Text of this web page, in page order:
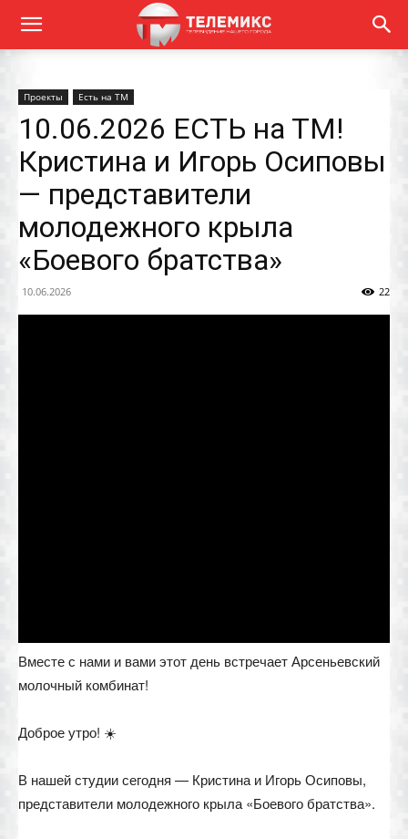
Проекты Есть на ТМ
10.06.2026 ЕСТЬ на ТМ!
Кристина и Игорь Осиповы
— представители
молодежного крыла
«Боевого братства»
10.06.2026 22
Вместе с нами и вами этот день встречает Арсеньевский
молочный комбинат!
Доброе утро! ☀️
В нашей студии сегодня — Кристина и Игорь Осиповы,
представители молодежного крыла «Боевого братства».